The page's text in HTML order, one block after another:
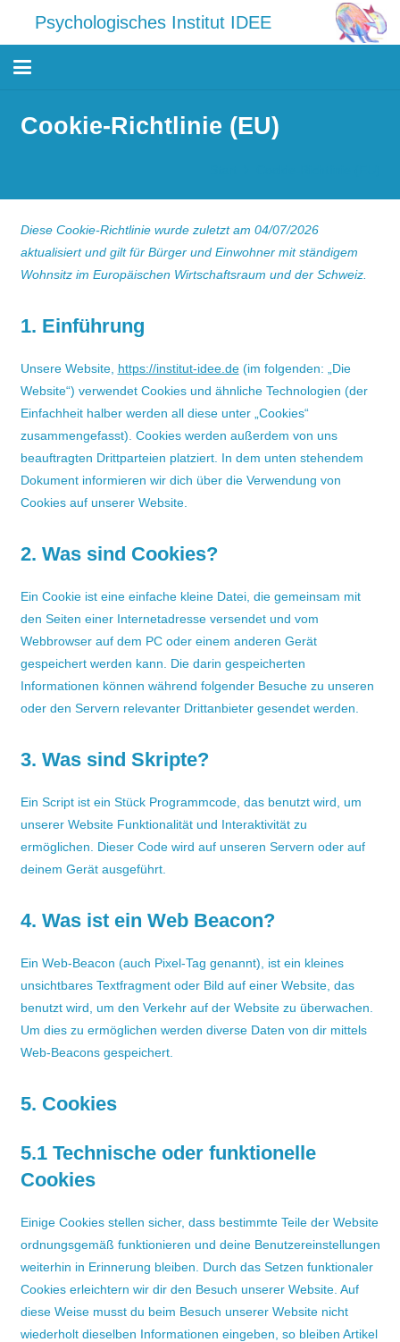
Psychologisches Institut IDEE
Cookie-Richtlinie (EU)
Diese Cookie-Richtlinie wurde zuletzt am 04/07/2026
aktualisiert und gilt für Bürger und Einwohner mit ständigem
Wohnsitz im Europäischen Wirtschaftsraum und der Schweiz.
1. Einführung
Unsere Website, https://institut-idee.de(im folgenden: „Die
Website“) verwendet Cookies und ähnliche Technologien (der
Einfachheit halber werden all diese unter „Cookies“
zusammengefasst). Cookies werden außerdem von uns
beauftragten Drittparteien platziert. In dem unten stehendem
Dokument informieren wir dich über die Verwendung von
Cookies auf unserer Website.
2. Was sind Cookies?
Ein Cookie ist eine einfache kleine Datei, die gemeinsam mit
den Seiten einer Internetadresse versendet und vom
Webbrowser auf dem PC oder einem anderen Gerät
gespeichert werden kann. Die darin gespeicherten
Informationen können während folgender Besuche zu unseren
oder den Servern relevanter Drittanbieter gesendet werden.
3. Was sind Skripte?
Ein Script ist ein Stück Programmcode, das benutzt wird, um
unserer Website Funktionalität und Interaktivität zu
ermöglichen. Dieser Code wird auf unseren Servern oder auf
deinem Gerät ausgeführt.
4. Was ist ein Web Beacon?
Ein Web-Beacon (auch Pixel-Tag genannt), ist ein kleines
unsichtbares Textfragment oder Bild auf einer Website, das
benutzt wird, um den Verkehr auf der Website zu überwachen.
Um dies zu ermöglichen werden diverse Daten von dir mittels
Web-Beacons gespeichert.
5. Cookies
5.1 Technische oder funktionelle
Cookies
Einige Cookies stellen sicher, dass bestimmte Teile der Website
ordnungsgemäß funktionieren und deine Benutzereinstellungen
weiterhin in Erinnerung bleiben. Durch das Setzen funktionaler
Cookies erleichtern wir dir den Besuch unserer Website. Auf
diese Weise musst du beim Besuch unserer Website nicht
wiederholt dieselben Informationen eingeben, so bleiben Artikel